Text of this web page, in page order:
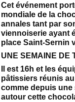
Cet événement
mondiale de la
annales tant par
viennoiserie ayant
place Saint-Sernin
UNE SEMAINE DE
Il est 16h et les
pâtissiers réunis
comme depuis une
autour cette